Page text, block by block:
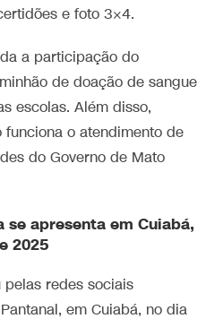
e foto 3×4.
a participação do
de doação de sangue
escolas. Além disso,
o atendimento de
do Governo de Mato
se apresenta em Cuiabá,
2025
pelas redes sociais
em Cuiabá, no dia